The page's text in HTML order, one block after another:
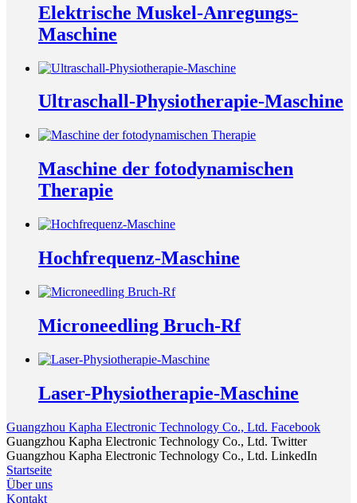
Elektrische Muskel-Anregungs-
Maschine
Ultraschall-Physiotherapie-Maschine
Maschine der fotodynamischen
Therapie
Hochfrequenz-Maschine
Microneedling Bruch-Rf
Laser-Physiotherapie-Maschine
Guangzhou Kapha Electronic Technology Co., Ltd. Facebook
Guangzhou Kapha Electronic Technology Co., Ltd. Twitter
Guangzhou Kapha Electronic Technology Co., Ltd. LinkedIn
Startseite
Über uns
Kontakt